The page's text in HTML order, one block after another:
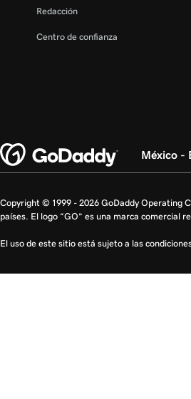
Redacción
Centro de confianza
México -
Copyright © 1999 - 2026 GoDaddy Operating
países. El logo “GO” es una marca comercial
El uso de este sitio está sujeto a las